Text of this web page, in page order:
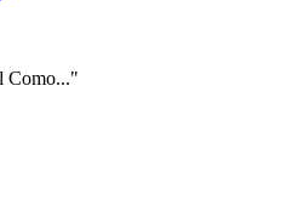
Como..."